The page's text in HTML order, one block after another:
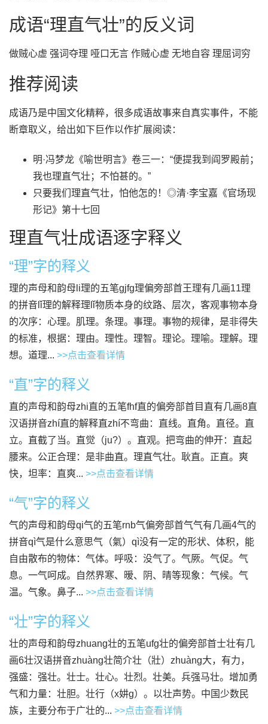
成语“理直气壮”的反义词
做贼心虚 强词夺理 哑口无言 作贼心虚 无地自容 理屈词穷
推荐阅读
成语乃是中国文化精粹，很多成语故事来自真实事件，不能
断章取义，给出如下巨作以作扩展阅读：
明·冯梦龙《喻世明言》卷三一：“便提我到阎罗殿前；
我也理直气壮；不怕甚的。”
只要我们理直气壮，怕他怎的！◎清·李宝嘉《官场现
形记》第十七回
理直气壮成语逐字释义
“理”字的释义
理的声母和韵母li理的五笔gjfg理偏旁部首王理有几画11理
的拼音lǐ理的解释理lǐ物质本身的纹路、层次，客观事物本身
的次序：心理。肌理。条理。事理。事物的规律，是非得失
的标准，根据：理由。理性。理智。理论。理喻。理解。理
想。道理... >>点击查看详情
“直”字的释义
直的声母和韵母zhi直的五笔fhf直的偏旁部首目直有几画8直
汉语拼音zhí直的解释直zhí不弯曲：直线。直角。直径。直
立。直截了当。直觉（ju?）。直观。把弯曲的伸开：直起
腰来。公正合理：是非曲直。理直气壮。耿直。正直。爽
快，坦率：直爽... >>点击查看详情
“气”字的释义
气的声母和韵母qi气的五笔rnb气偏旁部首气气有几画4气的
拼音qì气是什么意思气（氣）qì没有一定的形状、体积，能
自由散布的物体：气体。呼吸：没气了。气厥。气促。气
息。一气呵成。自然界寒、暧、阴、晴等现象：气候。气
温。气象。鼻子... >>点击查看详情
“壮”字的释义
壮的声母和韵母zhuang壮的五笔ufg壮的偏旁部首士壮有几
画6壮汉语拼音zhuàng壮简介壮（壯）zhuàng大，有力，
强盛：强壮。壮士。壮心。壮烈。壮美。兵强马壮。增加勇
气和力量：壮胆。壮行（x妌g）。以壮声势。中国少数民
族，主要分布于广壮的... >>点击查看详情